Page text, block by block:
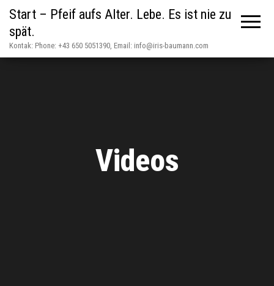
Start – Pfeif aufs Alter. Lebe. Es ist nie zu
spät.
Kontak: Phone: +43 650 5051390, Email: info@iris-baumann.com
Videos